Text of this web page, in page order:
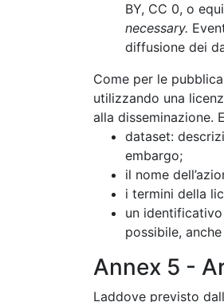
BY, CC 0, o
necessary.
diffusione dei
Come per le
utilizzando una
alla disseminazione.
dataset:
embargo;
il nome
i termini della
un
possibile,
Annex 5 -
Laddove previsto